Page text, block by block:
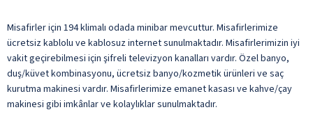
Misafirler için 194 klimalı odada minibar mevcuttur. Misafirlerimize
ücretsiz kablolu ve kablosuz internet sunulmaktadır. Misafirlerimizin iyi
vakit geçirebilmesi için şifreli televizyon kanalları vardır. Özel banyo,
duş/küvet kombinasyonu, ücretsiz banyo/kozmetik ürünleri ve saç
kurutma makinesi vardır. Misafirlerimize emanet kasası ve kahve/çay
makinesi gibi imkânlar ve kolaylıklar sunulmaktadır.